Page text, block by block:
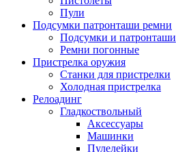
Пули
Подсумки патронташи ремни
Подсумки и патронташи
Ремни погонные
Пристрелка оружия
Станки для пристрелки
Холодная пристрелка
Релоадинг
Гладкоствольный
Аксессуары
Машинки
Пулелейки